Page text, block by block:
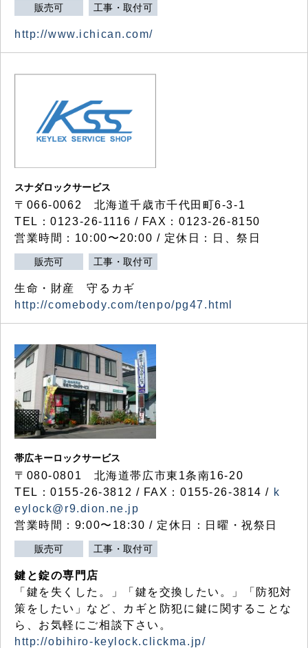
販売可 工事・取付可
http://www.ichican.com/
スナダロックサービス
〒066-0062 北海道千歳市千代田町6-3-1
TEL：0123-26-1116 / FAX：0123-26-8150
営業時間：10:00〜20:00 / 定休日：日、祭日
販売可 工事・取付可
生命・財産 守るカギ
http://comebody.com/tenpo/pg47.html
帯広キーロックサービス
〒080-0801 北海道帯広市東1条南16-20
TEL：0155-26-3812 / FAX：0155-26-3814 / k
eylock@r9.dion.ne.jp
営業時間：9:00〜18:30 / 定休日：日曜・祝祭日
販売可 工事・取付可
鍵と錠の専門店
「鍵を失くした。」「鍵を交換したい。」「防犯対
策をしたい」など、カギと防犯に鍵に関することな
ら、お気軽にご相談下さい。
http://obihiro-keylock.clickma.jp/